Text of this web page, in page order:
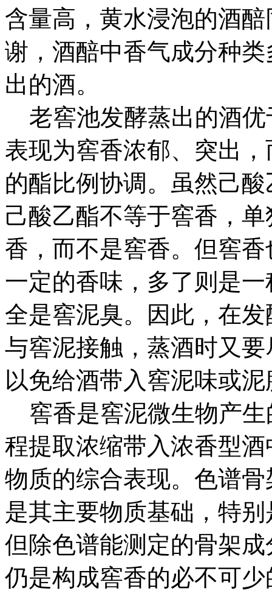
含量高，黄水浸泡的酒
谢，酒醅中香气成分种
出的酒。
老窖池发酵蒸出的酒优
表现为窖香浓郁、突出
的酯比例协调。虽然己
己酸乙酯不等于窖香，
香，而不是窖香。但窖
一定的香味，多了则是
全是窖泥臭。因此，在
与窖泥接触，蒸酒时又
以免给酒带入窖泥味或
窖香是窖泥微生物产生
程提取浓缩带入浓香型
物质的综合表现。色谱
是其主要物质基础，特
但除色谱能测定的骨架
仍是构成窖香的必不可